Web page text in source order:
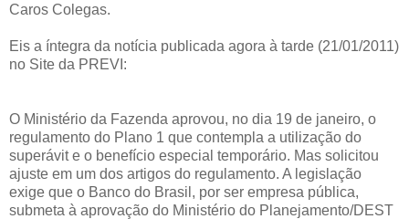
Caros Colegas.
Eis a íntegra da notícia publicada agora à tarde (21/01/2011)
no Site da PREVI:
O Ministério da Fazenda aprovou, no dia 19 de janeiro, o
regulamento do Plano 1 que contempla a utilização do
superávit e o benefício especial temporário. Mas solicitou
ajuste em um dos artigos do regulamento. A legislação
exige que o Banco do Brasil, por ser empresa pública,
submeta à aprovação do Ministério do Planejamento/DEST